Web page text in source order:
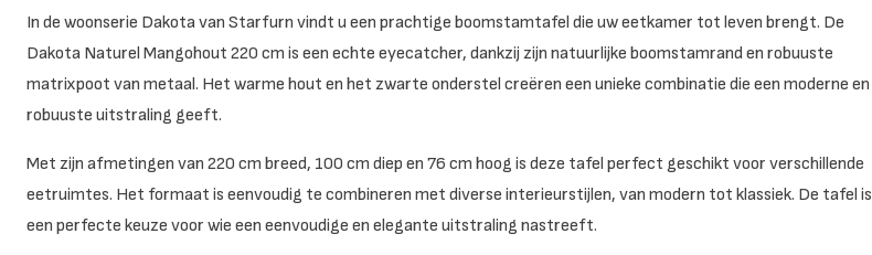
In de woonserie Dakota van Starfurn vindt u een prachtige boomstamtafel die uw eetkamer tot leven brengt. De
Dakota Naturel Mangohout 220 cm is een echte eyecatcher, dankzij zijn natuurlijke boomstamrand en robuuste
matrixpoot van metaal. Het warme hout en het zwarte onderstel creëren een unieke combinatie die een moderne en
robuuste uitstraling geeft.
Met zijn afmetingen van 220 cm breed, 100 cm diep en 76 cm hoog is deze tafel perfect geschikt voor verschillende
eetruimtes. Het formaat is eenvoudig te combineren met diverse interieurstijlen, van modern tot klassiek. De tafel is
een perfecte keuze voor wie een eenvoudige en elegante uitstraling nastreeft.